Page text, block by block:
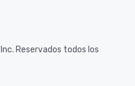
Reservados todos los